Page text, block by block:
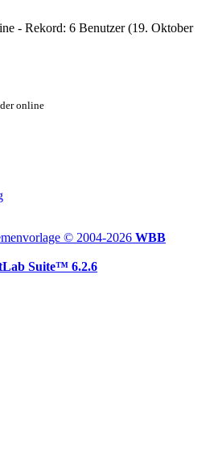
- Rekord: 6 Benutzer (19. Oktober
online
© 2004-2026 WBB
Suite™ 6.2.6